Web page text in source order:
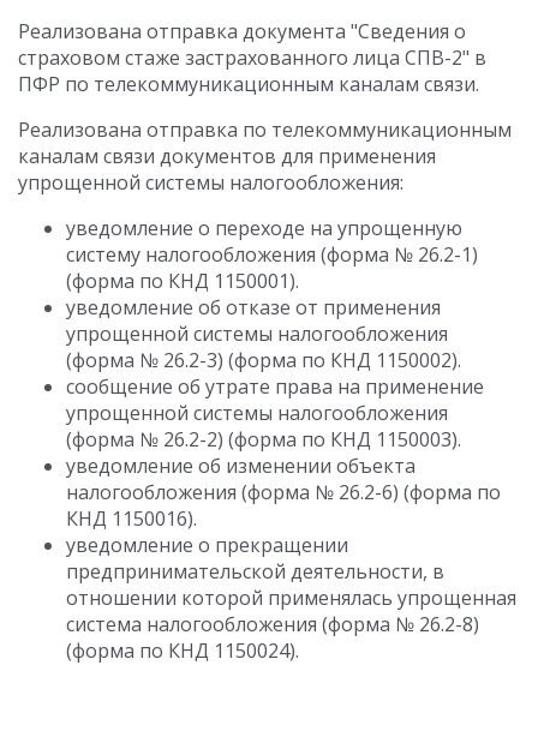
Реализована отправка документа "Сведения о
страховом стаже застрахованного лица СПВ-2" в
ПФР по телекоммуникационным каналам связи.
Реализована отправка по телекоммуникационным
каналам связи документов для применения
упрощенной системы налогообложения:
уведомление о переходе на упрощенную
систему налогообложения (форма № 26.2-1)
(форма по КНД 1150001).
уведомление об отказе от применения
упрощенной системы налогообложения
(форма № 26.2-3) (форма по КНД 1150002).
сообщение об утрате права на применение
упрощенной системы налогообложения
(форма № 26.2-2) (форма по КНД 1150003).
уведомление об изменении объекта
налогообложения (форма № 26.2-6) (форма по
КНД 1150016).
уведомление о прекращении
предпринимательской деятельности, в
отношении которой применялась упрощенная
система налогообложения (форма № 26.2-8)
(форма по КНД 1150024).